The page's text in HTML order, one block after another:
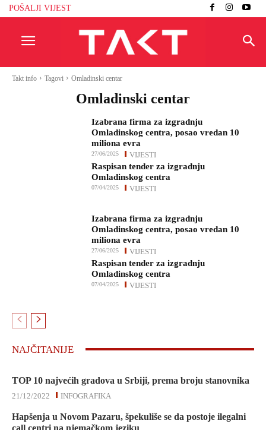
POŠALJI VIJEST
Takt info Tagovi Omladinski centar
Omladinski centar
Izabrana firma za izgradnju
Omladinskog centra, posao vredan 10
miliona evra
VIJESTI
27/06/2025
Raspisan tender za izgradnju
Omladinskog centra
VIJESTI
07/04/2025
Izabrana firma za izgradnju
Omladinskog centra, posao vredan 10
miliona evra
VIJESTI
27/06/2025
Raspisan tender za izgradnju
Omladinskog centra
VIJESTI
07/04/2025
NAJČITANIJE
TOP 10 najvećih gradova u Srbiji, prema broju stanovnika
INFOGRAFIKA
21/12/2022
Hapšenja u Novom Pazaru, špekuliše se da postoje ilegalni
call centri na njemačkom jeziku